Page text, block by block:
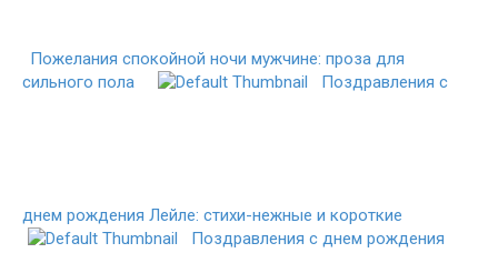
Пожелания спокойной ночи мужчине: проза для
сильного пола
Поздравления с
днем рождения Лейле: стихи-нежные и короткие
Поздравления с днем рождения